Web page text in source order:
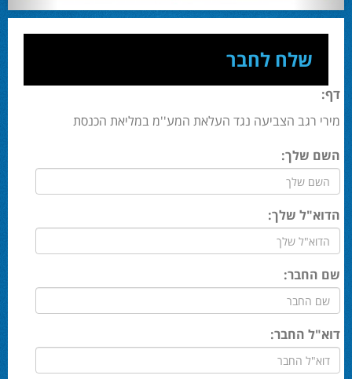
שלח לחבר
דף:
מירי רגב הצביעה נגד העלאת המע''מ במליאת הכנסת
השם שלך:
הדוא"ל שלך:
שם החבר:
דוא"ל החבר: